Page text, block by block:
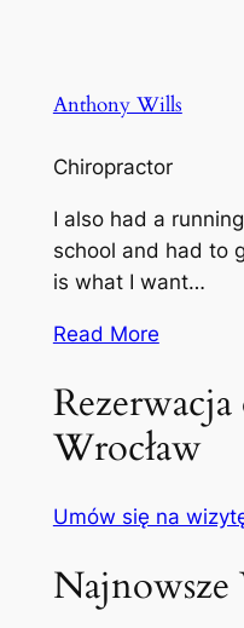
Anthony Wills
Chiropractor
I also had a
school and had to
is what I want…
Read More
Wrocław
Umów się na